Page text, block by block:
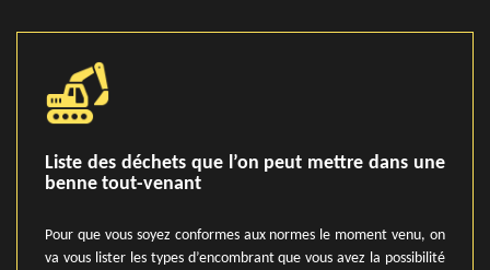
Liste des déchets que l’on peut mettre dans une
benne tout-venant
Pour que vous soyez conformes aux normes le moment venu, on
va vous lister les types d’encombrant que vous avez la possibilité